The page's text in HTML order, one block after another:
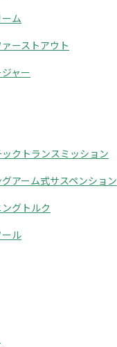
ム
ーストアウト
ャー
クトランスミッション
アーム式サスペンション
グトルク
ル